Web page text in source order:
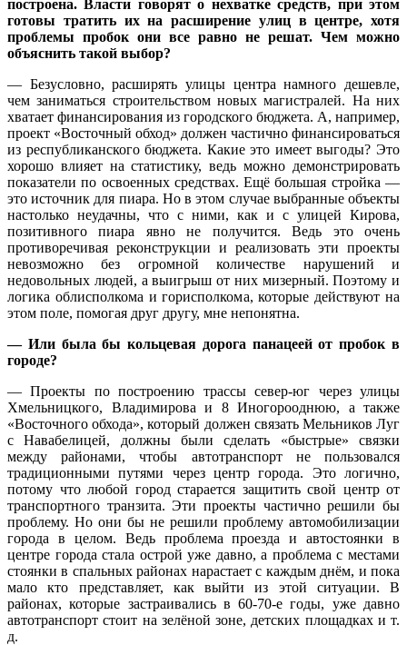
построена. Власти говорят о нехватке средств, при этом
готовы тратить их на расширение улиц в центре, хотя
проблемы пробок они все равно не решат. Чем можно
объяснить такой выбор?
— Безусловно, расширять улицы центра намного дешевле,
чем заниматься строительством новых магистралей. На них
хватает финансирования из городского бюджета. А, например,
проект «Восточный обход» должен частично финансироваться
из республиканского бюджета. Какие это имеет выгоды? Это
хорошо влияет на статистику, ведь можно демонстрировать
показатели по освоенных средствах. Ещё большая стройка —
это источник для пиара. Но в этом случае выбранные объекты
настолько неудачны, что с ними, как и с улицей Кирова,
позитивного пиара явно не получится. Ведь это очень
противоречивая реконструкции и реализовать эти проекты
невозможно без огромной количестве нарушений и
недовольных людей, а выигрыш от них мизерный. Поэтому и
логика облисполкома и горисполкома, которые действуют на
этом поле, помогая друг другу, мне непонятна.
— Или была бы кольцевая дорога панацеей от пробок в
городе?
— Проекты по построению трассы север-юг через улицы
Хмельницкого, Владимирова и 8 Иногорооднюю, а также
«Восточного обхода», который должен связать Мельников Луг
с Навабелицей, должны были сделать «быстрые» связки
между районами, чтобы автотранспорт не пользовался
традиционными путями через центр города. Это логично,
потому что любой город старается защитить свой центр от
транспортного транзита. Эти проекты частично решили бы
проблему. Но они бы не решили проблему автомобилизации
города в целом. Ведь проблема проезда и автостоянки в
центре города стала острой уже давно, а проблема с местами
стоянки в спальных районах нарастает с каждым днём, и пока
мало кто представляет, как выйти из этой ситуации. В
районах, которые застраивались в 60-70-е годы, уже давно
автотранспорт стоит на зелёной зоне, детских площадках и т.
д.